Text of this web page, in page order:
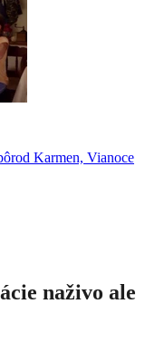
Karmen, Vianoce
naživo ale